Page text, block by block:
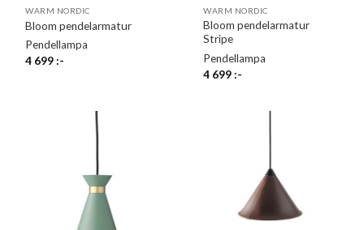
WARM NORDIC
Bloom pendelarmatur
Pendellampa
4 699:-
WARM NORDIC
Bloom pendelarmatur
Stripe
Pendellampa
4 699:-